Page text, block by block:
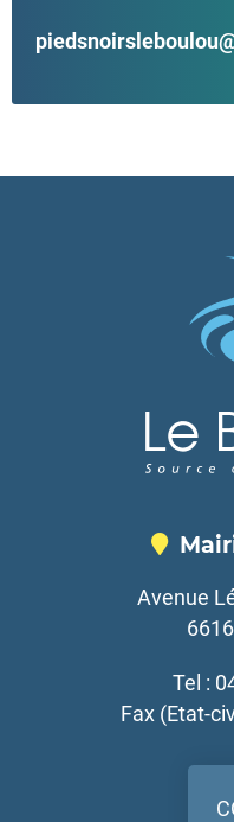
Avenue
Tel :
Fax (Etat-